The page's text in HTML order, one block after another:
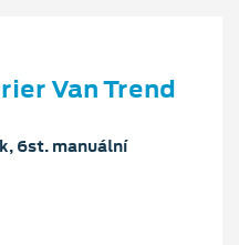
Van Trend
6st. manuální